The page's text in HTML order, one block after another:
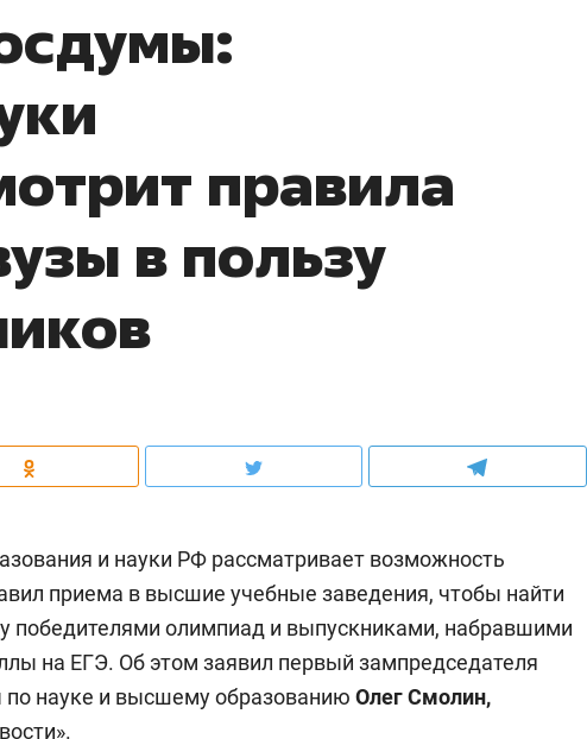
правила
в пользу
и науки РФ рассматривает возможность
приема в высшие учебные заведения, чтобы найти
победителями олимпиад и выпускниками, набравшими
на ЕГЭ. Об этом заявил первый зампредседателя
по науке и высшему образованию Олег Смолин,
.